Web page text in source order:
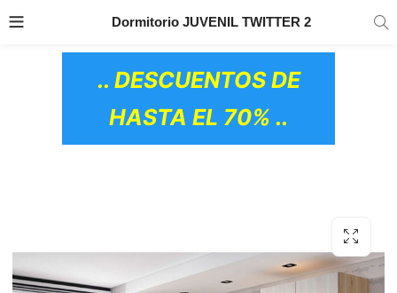
PRODUCTOS
.. DESCUENTOS DE
HASTA EL 70% ..
Dormitorio JUVENIL TWITTER 2